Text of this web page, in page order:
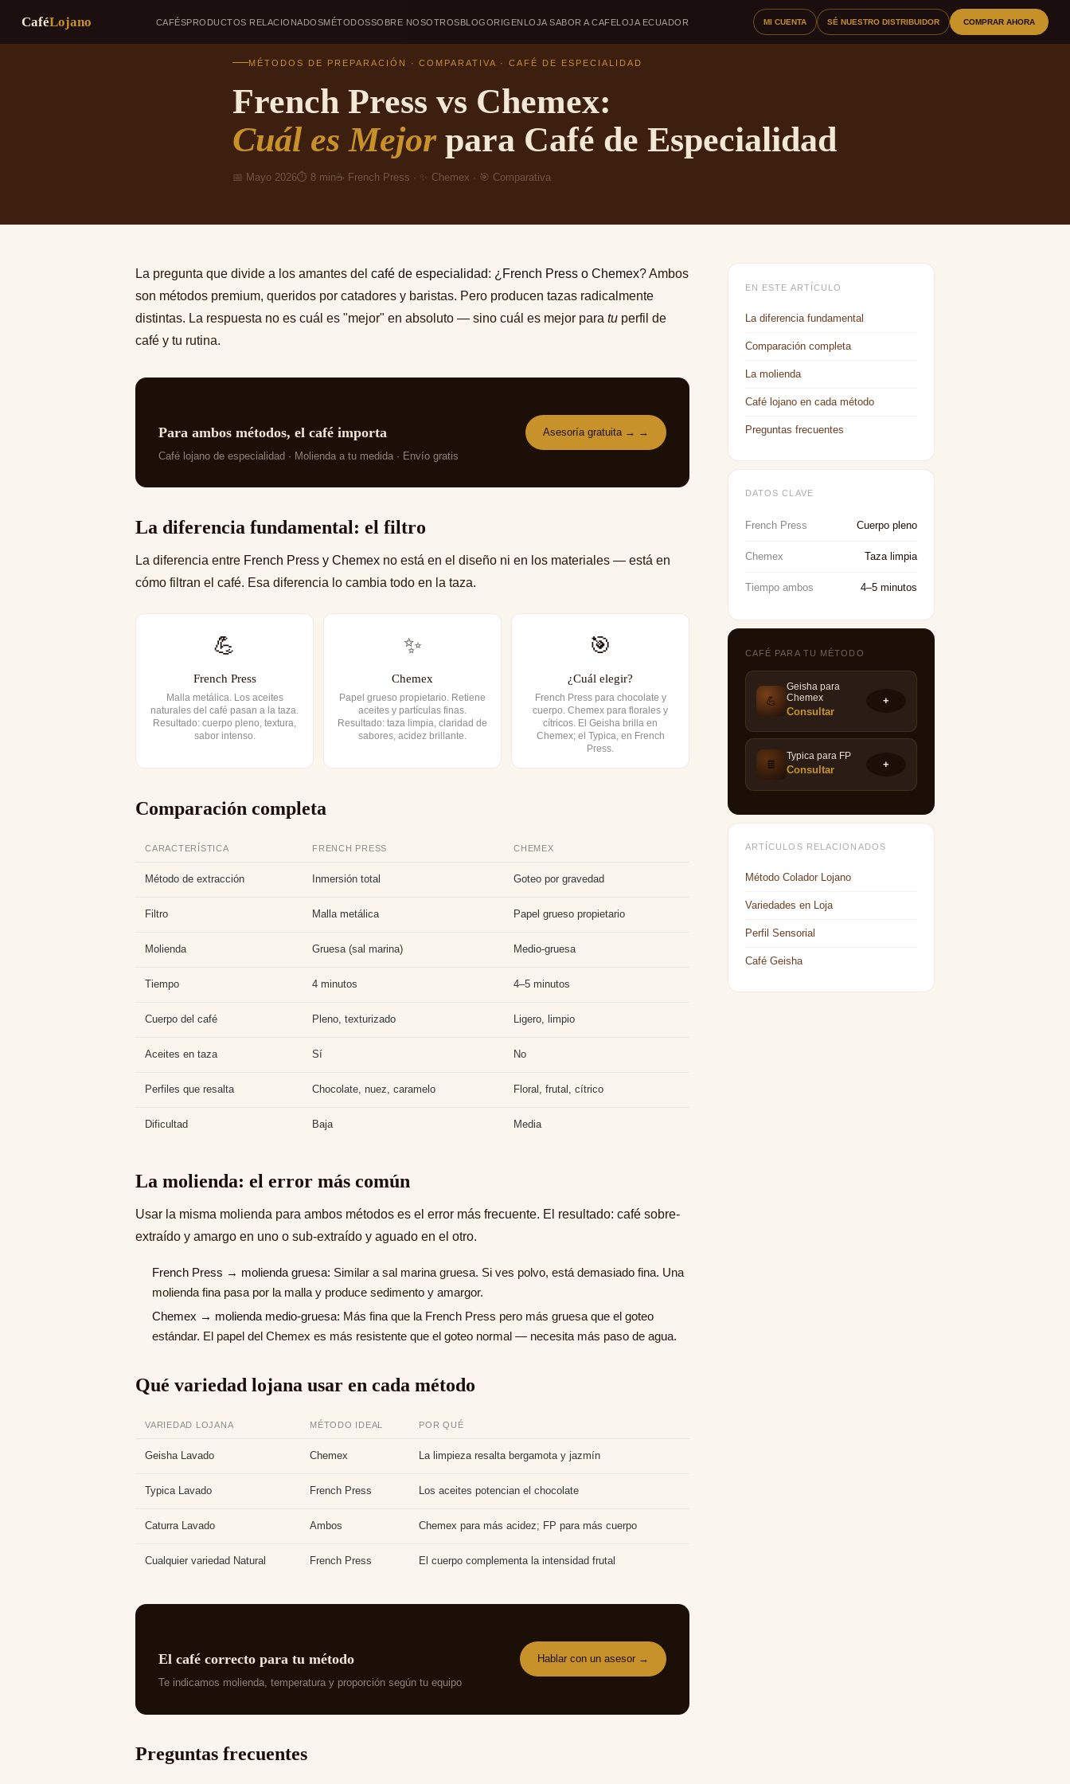
Saltar
CaféLojano CAFÉSPRODUCTOS RELACIONADOSMÉTODOSSOBRE NOSOTROSBLOGORIGEN LOJA SABOR A CAFELOJA ECUADOR MI CUENTA SÉ NUESTRO DISTRIBUIDOR COMPRAR AHORA
MÉTODOS DE PREPARACIÓN · COMPARATIVA · CAFÉ DE ESPECIALIDAD
French Press vs Chemex:
Cuál es Mejorpara Café de Especialidad
📅 Mayo 2026⏱ 8 min☕ French Press · ✨ Chemex · 🎯 Comparativa
La pregunta que divide a los amantes del café de especialidad: ¿ French Press o Chemex? Ambos
son métodos premium, queridos por catadores y baristas. Pero producen tazas radicalmente
distintas. La respuesta no es cuál es "mejor" en absoluto — sino cuál es mejor para tu perfil de
café y tu rutina.
Para ambos métodos, el café importa
Café lojano de especialidad · Molienda a tu medida · Envío gratis
Asesoría gratuita → →
La diferencia fundamental: el filtro
La diferencia entre French Press y Chemex no está en el diseño ni en los materiales — está en
cómo filtran el café. Esa diferencia lo cambia todo en la taza.
💪
French Press
Malla metálica. Los aceites
naturales del café pasan a la taza.
Resultado: cuerpo pleno, textura,
sabor intenso.
✨
Chemex
Papel grueso propietario. Retiene
aceites y partículas finas.
Resultado: taza limpia, claridad de
sabores, acidez brillante.
🎯
¿Cuál elegir?
French Press para chocolate y
cuerpo. Chemex para florales y
cítricos. El Geisha brilla en
Chemex; el Typica, en French
Press.
Comparación completa
CARACTERÍSTICA FRENCH PRESS CHEMEX
Método de extracción Inmersión total Goteo por gravedad
Filtro Malla metálica Papel grueso propietario
Molienda Gruesa (sal marina) Medio-gruesa
Tiempo 4 minutos 4–5 minutos
Cuerpo del café Pleno, texturizado Ligero, limpio
Aceites en taza Sí No
Perfiles que resalta Chocolate, nuez, caramelo Floral, frutal, cítrico
Dificultad Baja Media
La molienda: el error más común
Usar la misma molienda para ambos métodos es el error más frecuente. El resultado: café sobre-
extraído y amargo en uno o sub-extraído y aguado en el otro.
French Press → molienda gruesa: Similar a sal marina gruesa. Si ves polvo, está demasiado fina. Una
molienda fina pasa por la malla y produce sedimento y amargor.
Chemex → molienda medio-gruesa: Más fina que la French Press pero más gruesa que el goteo
estándar. El papel del Chemex es más resistente que el goteo normal — necesita más paso de agua.
Qué variedad lojana usar en cada método
VARIEDAD LOJANA MÉTODO IDEAL POR QUÉ
Geisha Lavado Chemex La limpieza resalta bergamota y jazmín
Typica Lavado French Press Los aceites potencian el chocolate
Caturra Lavado Ambos Chemex para más acidez; FP para más cuerpo
Cualquier variedad Natural French Press El cuerpo complementa la intensidad frutal
El café correcto para tu método
Te indicamos molienda, temperatura y proporción según tu equipo
Hablar con un asesor →
Preguntas frecuentes
EN ESTE ARTÍCULO
La diferencia fundamental
Comparación completa
La molienda
Café lojano en cada método
Preguntas frecuentes
DATOS CLAVE
French Press Cuerpo pleno
Chemex Taza limpia
Tiempo ambos 4–5 minutos
CAFÉ PARA TU MÉTODO
💪
Geisha para
Chemex
Consultar
+
🍫
Typica para FP
Consultar +
ARTÍCULOS RELACIONADOS
Método Colador Lojano
Variedades en Loja
Perfil Sensorial
Café Geisha